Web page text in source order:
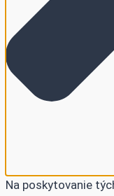
Na poskytovanie